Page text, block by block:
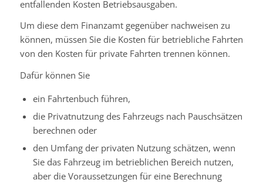
entfallenden Kosten Betriebsausgaben.
Um diese dem Finanzamt gegenüber nachweisen zu
können, müssen Sie die Kosten für betriebliche Fahrten
von den Kosten für private Fahrten trennen können.
Dafür können Sie
ein Fahrtenbuch führen,
die Privatnutzung des Fahrzeugs nach Pauschsätzen
berechnen oder
den Umfang der privaten Nutzung schätzen, wenn
Sie das Fahrzeug im betrieblichen Bereich nutzen,
aber die Voraussetzungen für eine Berechnung